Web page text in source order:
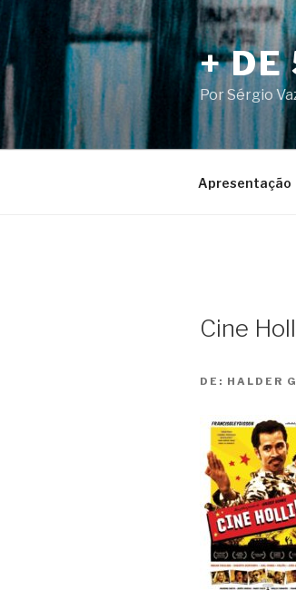
para
o
conteúdo
+ DE
Por Sérgio
Apresentação
Cine
DE: HALDER